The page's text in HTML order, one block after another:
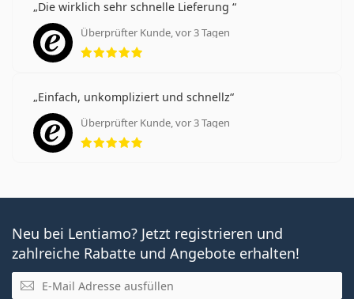
Die wirklich sehr schnelle Lieferung
Überprüfter Kunde, vor 3 Tagen
Bewertung 5 aus 5
Einfach, unkompliziert und schnellz
Überprüfter Kunde, vor 3 Tagen
Bewertung 5 aus 5
Neu bei Lentiamo? Jetzt registrieren und
zahlreiche Rabatte und Angebote erhalten!
E-Mail